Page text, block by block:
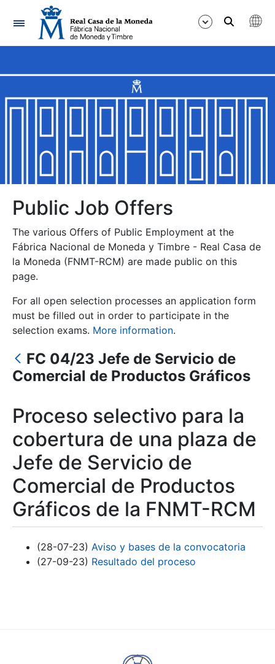
Navigation
Show/Hide
Show/Hide
Show/Hide
Show/Hide
Show/Hide
Show/Hide
Show/Hide
Show/Hide
Public Job Offers
The various Offers of Public Employment at the
Fábrica Nacional de Moneda y Timbre - Real Casa de
la Moneda (FNMT-RCM) are made public on this
page.
For all open selection processes an application form
must be filled out in order to participate in the
selection exams. More information.
FC 04/23 Jefe de Servicio de
Comercial de Productos Gráficos
Proceso selectivo para la
cobertura de una plaza de
Jefe de Servicio de
Comercial de Productos
Gráficos de la FNMT-RCM
(28-07-23) Aviso y bases de la convocatoria
(27-09-23) Resultado del proceso